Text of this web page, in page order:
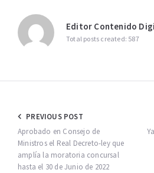
Editor Contenido
Total posts created: 587
Navegación
de
entradas
PREVIOUS POST
Aprobado en Consejo de
Ministros el Real Decreto-ley que
amplía la moratoria concursal
hasta el 30 de Junio de 2022